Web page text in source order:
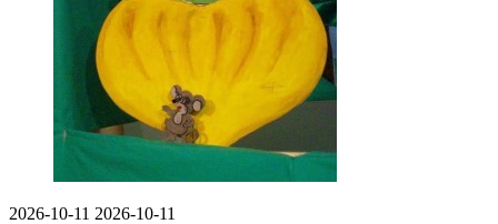
2026-10-11 2026-10-11